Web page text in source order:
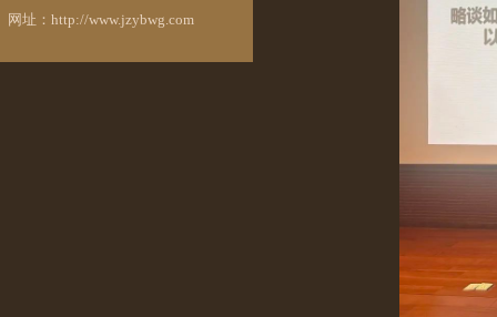
网址：http://www.jzybwg.com